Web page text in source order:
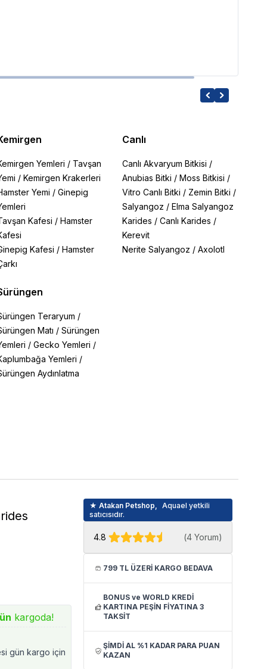
Yemleri / Tavşan
/ Kemirgen Krakerleri
Yemi / Ginepig
Kafesi / Hamster
Kafesi / Hamster
Teraryum /
Matı / Sürüngen
/ Gecko Yemleri /
Yemleri /
Aydınlatma
Canlı
Canlı Akvaryum Bitkisi /
Anubias Bitki /Moss Bitkisi /
Vitro Canlı Bitki / Zemin Bitki /
Salyangoz /Elma Salyangoz
Karides /Canlı Karides /
Kerevit
Nerite Salyangoz /Axolotl
kargoda!
gün kargo için
★ Atakan Petshop,
Aquael yetkili
satıcısıdır.
4.8 (4 Yorum)
799 TL ÜZERİ KARGO BEDAVA
BONUS ve WORLD KREDİ
KARTINA PEŞİN FİYATINA 3
TAKSİT
ŞİMDİ AL %1 KADAR PARA PUAN
KAZAN